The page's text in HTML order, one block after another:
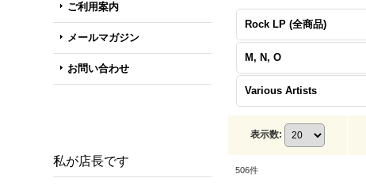
ご利用案内
メールマガジン
お問い合わせ
私が店長です
Rock LP (全商品)
M, N, O
Various Artists
表示数:
506件